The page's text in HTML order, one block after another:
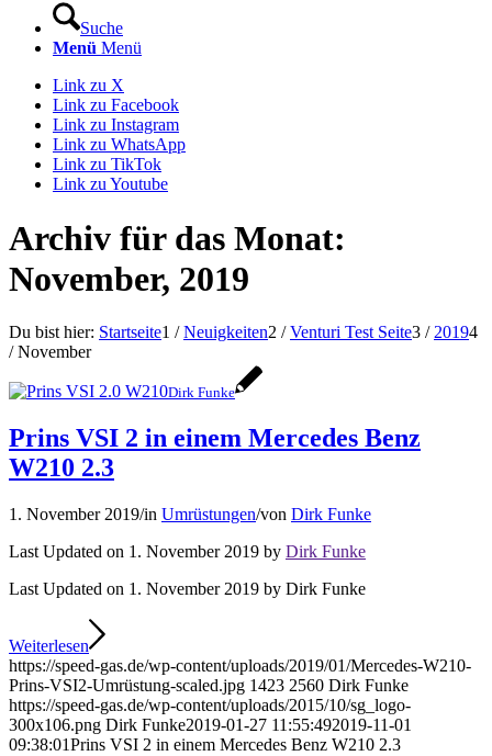
Suche
Menü Menü
Link zu X
Link zu Facebook
Link zu Instagram
Link zu WhatsApp
Link zu TikTok
Link zu Youtube
Archiv für das Monat:
November, 2019
Du bist hier: Startseite1 / Neuigkeiten2 / Venturi Test Seite3 / 20194
/ November
Dirk Funke
Prins VSI 2 in einem Mercedes Benz
W210 2.3
1. November 2019/in Umrüstungen/von Dirk Funke
Last Updated on 1. November 2019 by Dirk Funke
Last Updated on 1. November 2019 by Dirk Funke
Weiterlesen
https://speed-gas.de/wp-content/uploads/2019/01/Mercedes-W210-
Prins-VSI2-Umrüstung-scaled.jpg 1423 2560 Dirk Funke
https://speed-gas.de/wp-content/uploads/2015/10/sg_logo-
300x106.png Dirk Funke2019-01-27 11:55:492019-11-01
09:38:01Prins VSI 2 in einem Mercedes Benz W210 2.3